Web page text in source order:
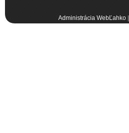
Administrácia WebĽahko|